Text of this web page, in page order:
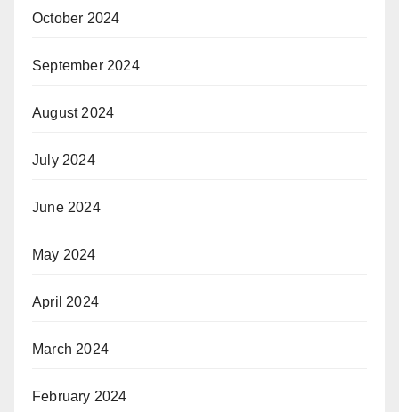
October 2024
September 2024
August 2024
July 2024
June 2024
May 2024
April 2024
March 2024
February 2024